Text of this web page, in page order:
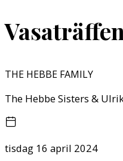
THE HEBBE FAMILY
The Hebbe Sisters &
tisdag 16 april 2024